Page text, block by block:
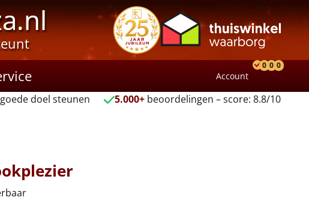
Account
0 0 0
doel steunen 5.000+ beoordelingen – score: 8.8/10